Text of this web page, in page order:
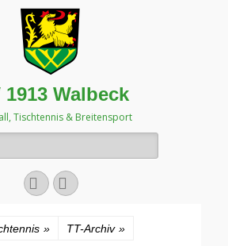
1913 Walbeck
Tischtennis & Breitensport
FacebookInstagram
» TT-Archiv »